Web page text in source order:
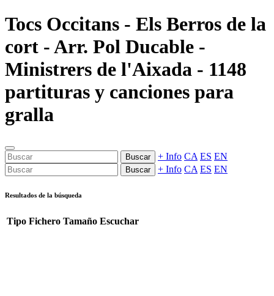
Tocs Occitans - Els Berros de la
cort - Arr. Pol Ducable -
Ministrers de l'Aixada - 1148
partituras y canciones para
gralla
Buscar + Info CA ES EN
Buscar + Info CA ES EN
Resultados de la búsqueda
Tipo Fichero Tamaño Escuchar